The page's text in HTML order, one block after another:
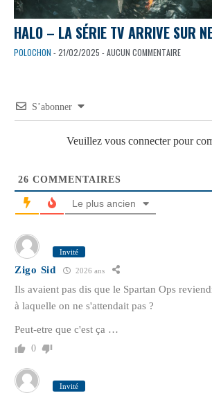
HALO – LA SÉRIE TV ARRIVE SUR
POLOCHON - 21/02/2025 - AUCUN COMMENTAIRE
S’abonner
Veuillez vous connecter pour
26 COMMENTAIRES
Le plus ancien
Invité
Zigo Sid 2026 ans
Ils avaient pas dis que le Spartan Ops
à laquelle on ne s'attendait pas ?
Peut-etre que c'est ça …
0
Invité